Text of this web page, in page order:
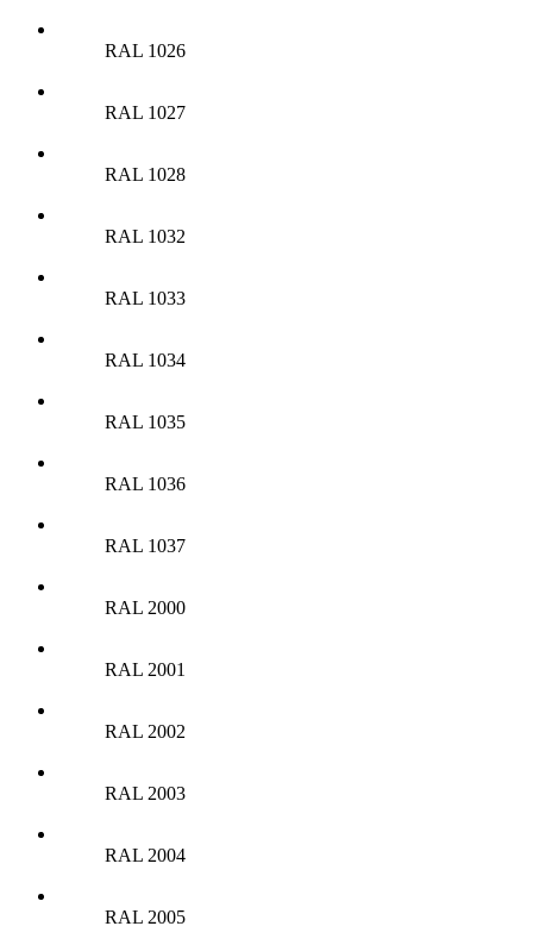
RAL 1026
RAL 1027
RAL 1028
RAL 1032
RAL 1033
RAL 1034
RAL 1035
RAL 1036
RAL 1037
RAL 2000
RAL 2001
RAL 2002
RAL 2003
RAL 2004
RAL 2005